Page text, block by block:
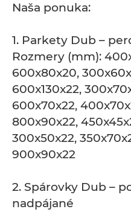
Naša ponuka:
1. Parkety Dub –
Rozmery (mm):
600x80x20,
600x130x22,
600x70x22,
800x90x22,
300x50x22,
900x90x22
2. Spárovky Dub –
nadpájané